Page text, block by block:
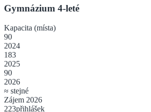
Gymnázium 4-leté
Kapacita (místa)
90
2024
183
2025
90
2026
≈ stejné
Zájem 2026
223přihlášek